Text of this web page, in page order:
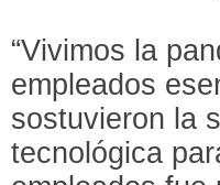
“Vivimos la
empleados
sostuvieron la
tecnológica